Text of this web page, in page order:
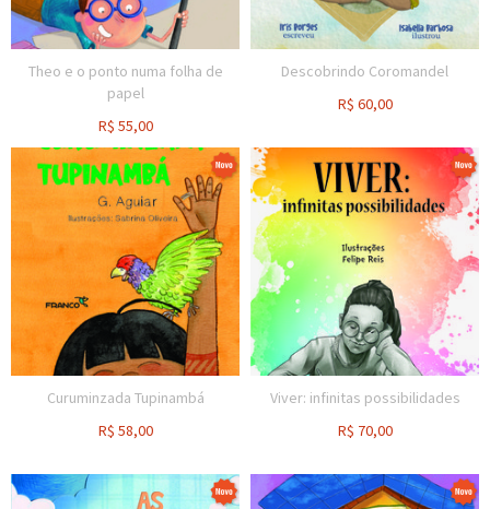
Theo e o ponto numa folha de
papel
R$ 55,00
Descobrindo Coromandel
R$ 60,00
Curuminzada Tupinambá
R$ 58,00
Viver: infinitas possibilidades
R$ 70,00